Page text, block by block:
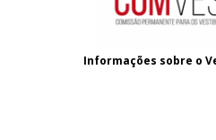
Informações sobre o